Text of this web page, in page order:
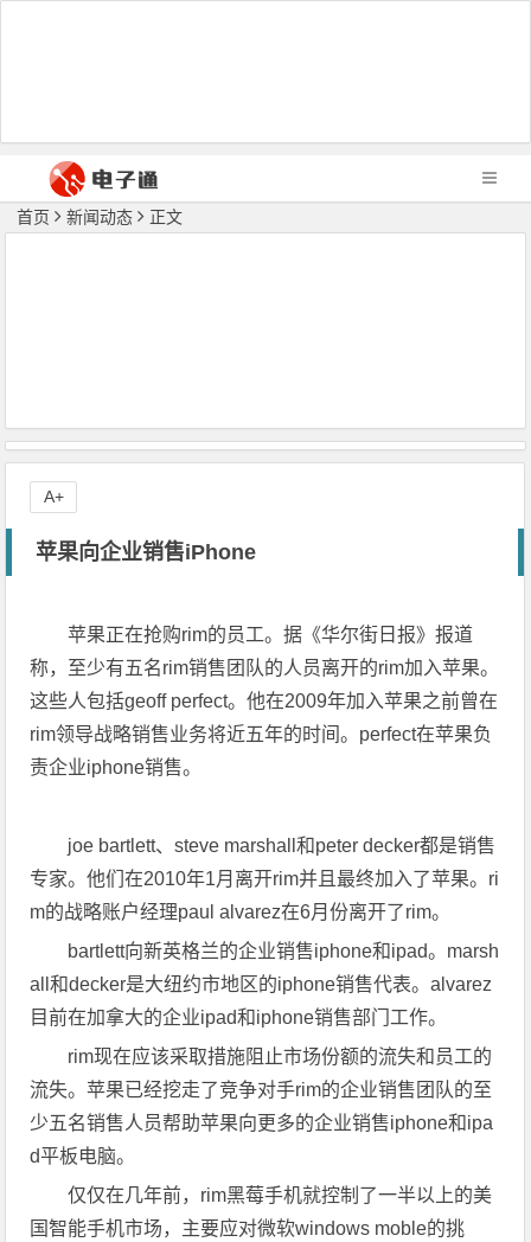
首页 新闻动态 正文
苹果向企业销售iPhone
苹果正在抢购rim的员工。据《华尔街日报》报道
称，至少有五名rim销售团队的人员离开的rim加入苹果。
这些人包括geoff perfect。他在2009年加入苹果之前曾在
rim领导战略销售业务将近五年的时间。perfect在苹果负
责企业iphone销售。
joe bartlett、steve marshall和peter decker都是销售
专家。他们在2010年1月离开rim并且最终加入了苹果。ri
m的战略账户经理paul alvarez在6月份离开了rim。
bartlett向新英格兰的企业销售iphone和ipad。marsh
all和decker是大纽约市地区的iphone销售代表。alvarez
目前在加拿大的企业ipad和iphone销售部门工作。
rim现在应该采取措施阻止市场份额的流失和员工的
流失。苹果已经挖走了竞争对手rim的企业销售团队的至
少五名销售人员帮助苹果向更多的企业销售iphone和ipa
d平板电脑。
仅仅在几年前，rim黑莓手机就控制了一半以上的美
国智能手机市场，主要应对微软windows moble的挑
A+